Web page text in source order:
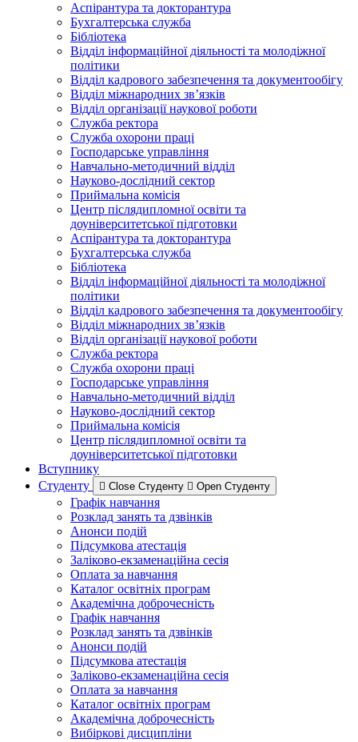
Аспірантура та докторантура
Бухгалтерська служба
Бібліотека
Відділ інформаційної діяльності та молодіжної
політики
Відділ кадрового забезпечення та документообігу
Відділ міжнародних зв’язків
Відділ організації наукової роботи
Служба ректора
Служба охорони праці
Господарське управління
Навчально-методичний відділ
Науково-дослідний сектор
Приймальна комісія
Центр післядипломної освіти та
доуніверситетської підготовки
Аспірантура та докторантура
Бухгалтерська служба
Бібліотека
Відділ інформаційної діяльності та молодіжної
політики
Відділ кадрового забезпечення та документообігу
Відділ міжнародних зв’язків
Відділ організації наукової роботи
Служба ректора
Служба охорони праці
Господарське управління
Навчально-методичний відділ
Науково-дослідний сектор
Приймальна комісія
Центр післядипломної освіти та
доуніверситетської підготовки
Вступнику
Студенту
Close Студенту Open Студенту
Графік навчання
Розклад занять та дзвінків
Анонси подій
Підсумкова атестація
Заліково-екзаменаційна сесія
Оплата за навчання
Каталог освітніх програм
Академічна доброчесність
Графік навчання
Розклад занять та дзвінків
Анонси подій
Підсумкова атестація
Заліково-екзаменаційна сесія
Оплата за навчання
Каталог освітніх програм
Академічна доброчесність
Вибіркові дисципліни